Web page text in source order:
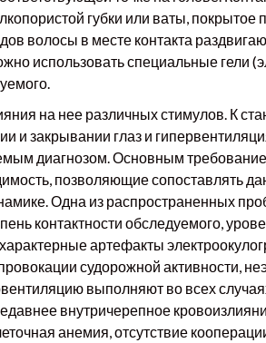
губки или ваты,
волосы в месте контакта
использовать специальные гели
на нее различных стимулов. К
и закрывании глаз и
диагнозом. Основным
позволяющие сопоставлять
Одна из распространенных
контактности обследуемого,
артефакты
судорожной активности,
выполняют во всех
внутричерепное
анемия, отсутствие